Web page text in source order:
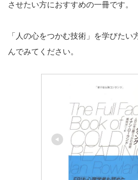
させたい方におすすめの一冊です。
「人の心をつかむ技術」を学びたい
んでみてください。